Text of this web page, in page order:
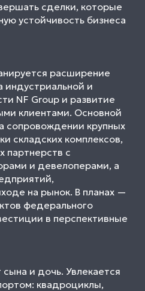
сделки, которые
устойчивость бизнеса
расширение
и
NF Group и развитие
клиентами. Основной
сопровождении крупных
складских комплексов,
партнерств с
и девелоперами, а
на рынок. В планах —
федерального
в перспективные
и дочь. Увлекается
квадроциклы,